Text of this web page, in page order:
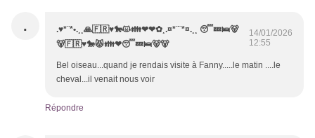
.
.♥*¨*•.¸¸🙏🇫🇷♥️🐎😾👪❤❤✿¸.¤*¨¨*¤.¸¸ 😴💤🛌🐻
🐻🇫🇷♥️🐎😾👪❤😴💤🛌🐻🐻
14/01/2026
12:55
Bel oiseau...quand je rendais visite à Fanny.....le matin ....le
cheval...il venait nous voir
Répondre